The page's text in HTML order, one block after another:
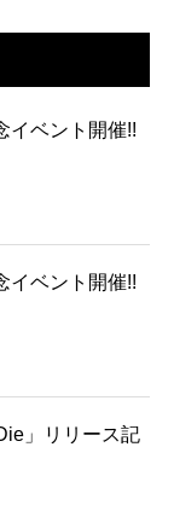
イベント開催!!
イベント開催!!
」リリース記